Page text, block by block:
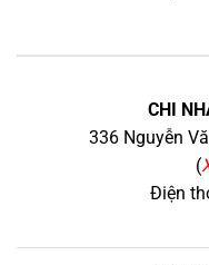
CHI
336 Nguyễn
(
Điện